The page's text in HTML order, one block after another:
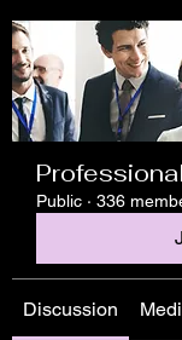
Public · 336
Discussion